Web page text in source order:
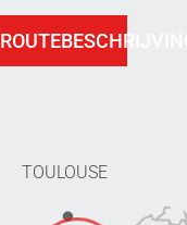
TOULOUSE
ROUTEBESCHRIJVING